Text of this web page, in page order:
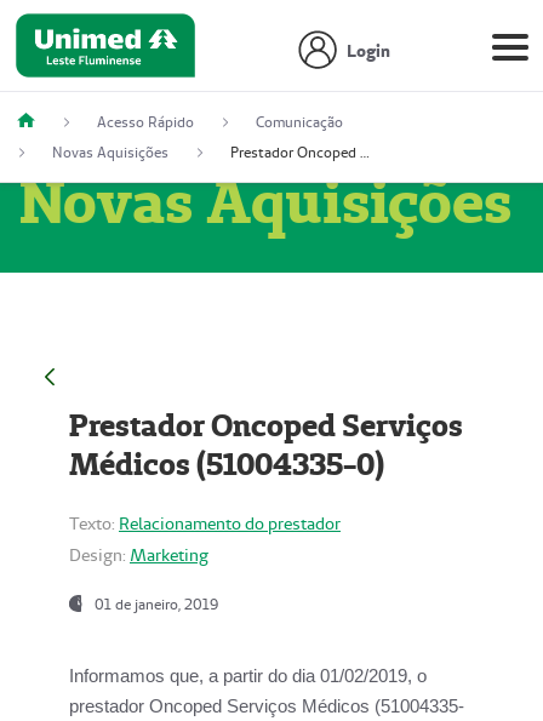
Login
Acesso Rápido
Comunicação
Novas Aquisições
Prestador Oncoped Serviços Médicos (51004335-0)
Novas Aquisições
Prestador Oncoped Serviços
Médicos (51004335-0)
Texto: Relacionamento do prestador
Design: Marketing
01 de janeiro, 2019
Informamos que, a partir do dia 01/02/2019, o
prestador Oncoped Serviços Médicos (51004335-